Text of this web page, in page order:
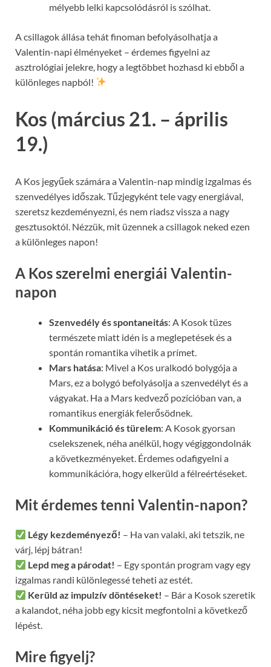
mélyebb lelki kapcsolódásról is szólhat.
A csillagok állása tehát finoman befolyásolhatja a
Valentin-napi élményeket – érdemes figyelni az
asztrológiai jelekre, hogy a legtöbbet hozhasd ki ebből a
különleges napból!
Kos (március 21. – április
19.)
A Kos jegyűek számára a Valentin-nap mindig izgalmas és
szenvedélyes időszak. Tűzjegyként tele vagy energiával,
szeretsz kezdeményezni, és nem riadsz vissza a nagy
gesztusoktól. Nézzük, mit üzennek a csillagok neked ezen
a különleges napon!
A Kos szerelmi energiái Valentin-
napon
Szenvedély és spontaneitás: A Kosok tüzes
természete miatt idén is a meglepetések és a
spontán romantika vihetik a prímet.
Mars hatása: Mivel a Kos uralkodó bolygója a
Mars, ez a bolygó befolyásolja a szenvedélyt és a
vágyakat. Ha a Mars kedvező pozícióban van, a
romantikus energiák felerősödnek.
Kommunikáció és türelem: A Kosok gyorsan
cselekszenek, néha anélkül, hogy végiggondolnák
a következményeket. Érdemes odafigyelni a
kommunikációra, hogy elkerüld a félreértéseket.
Mit érdemes tenni Valentin-napon?
Légy kezdeményező! – Ha van valaki, aki tetszik, ne
várj, lépj bátran!
Lepd meg a párodat! – Egy spontán program vagy egy
izgalmas randi különlegessé teheti az estét.
Kerüld az impulzív döntéseket! – Bár a Kosok szeretik
a kalandot, néha jobb egy kicsit megfontolni a következő
lépést.
Mire figyelj?